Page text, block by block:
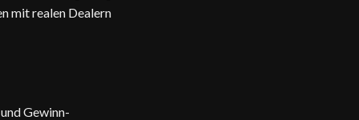
mit realen Dealern
Gewinn-